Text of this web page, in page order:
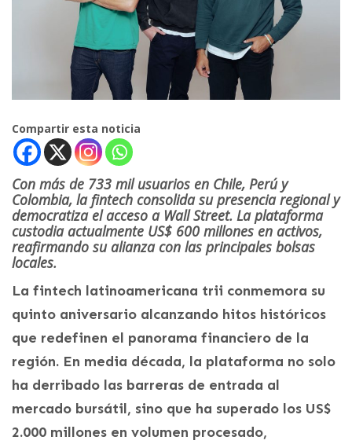
Compartir esta noticia
Con más de 733 mil usuarios en Chile, Perú y
Colombia, la fintech consolida su presencia regional y
democratiza el acceso a Wall Street. La plataforma
custodia actualmente US$ 600 millones en activos,
reafirmando su alianza con las principales bolsas
locales.
La fintech latinoamericana trii conmemora su
quinto aniversario alcanzando hitos históricos
que redefinen el panorama financiero de la
región. En media década, la plataforma no solo
ha derribado las barreras de entrada al
mercado bursátil, sino que ha superado los US$
2.000 millones en volumen procesado,